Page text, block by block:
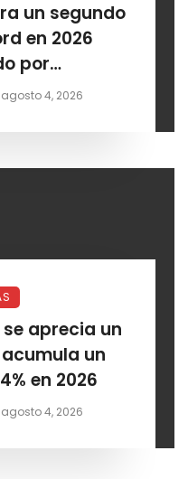
un segundo
en 2026
por
y el sector
agosto 4, 2026
aprecia un
un
en 2026
agosto 4, 2026